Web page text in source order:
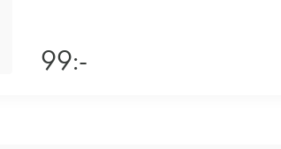
99:-